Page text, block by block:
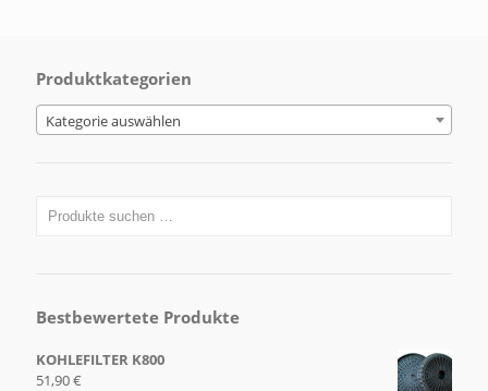
Produktkategorien
Kategorie auswählen
Bestbewertete Produkte
KOHLEFILTER K800
51,90€